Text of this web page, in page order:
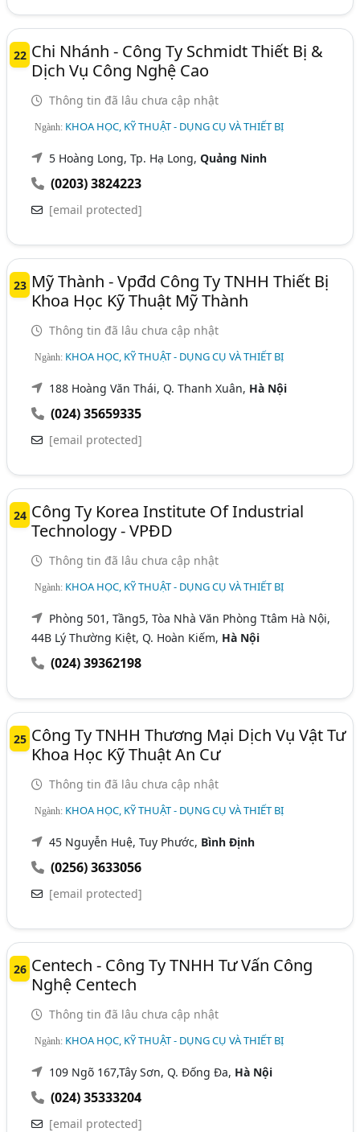
22 Chi Nhánh - Công Ty Schmidt Thiết Bị &
Dịch Vụ Công Nghệ Cao
Thông tin đã lâu chưa cập nhật
Ngành: KHOA HỌC, KỸ THUẬT - DỤNG CỤ VÀ THIẾT BỊ
5 Hoàng Long, Tp. Hạ Long,Quảng Ninh
(0203) 3824223
[email protected]
23 Mỹ Thành - Vpđd Công Ty TNHH Thiết Bị
Khoa Học Kỹ Thuật Mỹ Thành
Thông tin đã lâu chưa cập nhật
Ngành: KHOA HỌC, KỸ THUẬT - DỤNG CỤ VÀ THIẾT BỊ
188 Hoàng Văn Thái, Q. Thanh Xuân, Hà Nội
(024) 35659335
[email protected]
24 Công Ty Korea Institute Of Industrial
Technology - VPĐD
Thông tin đã lâu chưa cập nhật
Ngành: KHOA HỌC, KỸ THUẬT - DỤNG CỤ VÀ THIẾT BỊ
Phòng 501, Tầng5, Tòa Nhà Văn Phòng Ttâm Hà Nội,
44B Lý Thường Kiệt, Q. Hoàn Kiếm, Hà Nội
(024) 39362198
25 Công Ty TNHH Thương Mại Dịch Vụ Vật Tư
Khoa Học Kỹ Thuật An Cư
Thông tin đã lâu chưa cập nhật
Ngành: KHOA HỌC, KỸ THUẬT - DỤNG CỤ VÀ THIẾT BỊ
45 Nguyễn Huệ, Tuy Phước, Bình Định
(0256) 3633056
[email protected]
26 Centech - Công Ty TNHH Tư Vấn Công
Nghệ Centech
Thông tin đã lâu chưa cập nhật
Ngành: KHOA HỌC, KỸ THUẬT - DỤNG CỤ VÀ THIẾT BỊ
109 Ngõ 167,Tây Sơn, Q. Đống Đa, Hà Nội
(024) 35333204
[email protected]